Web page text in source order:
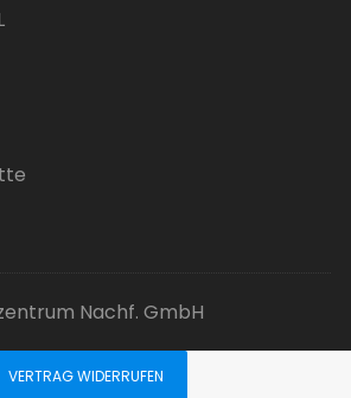
Nachf. GmbH
VERTRAG WIDERRUFEN